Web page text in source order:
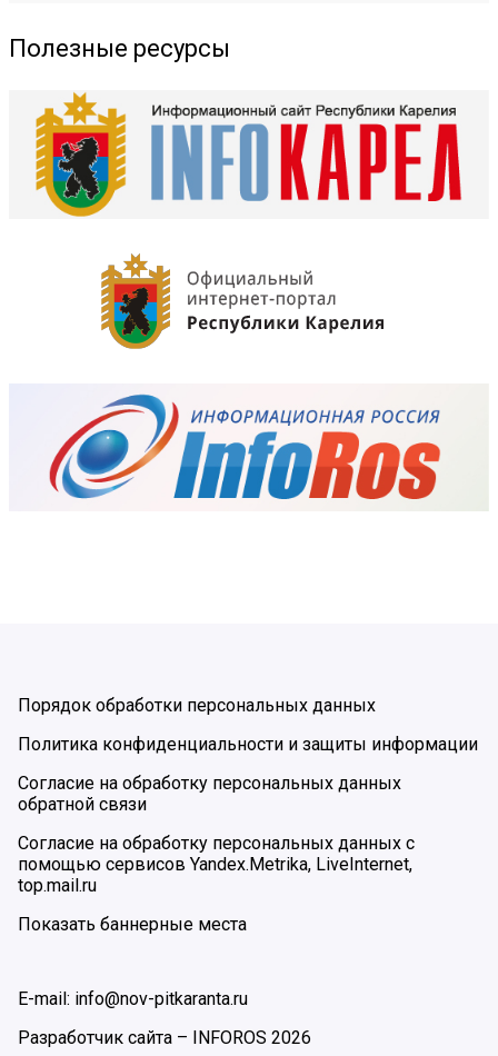
Полезные ресурсы
Порядок обработки персональных данных
Политика конфиденциальности и защиты информации
Согласие на обработку персональных данных
обратной связи
Согласие на обработку персональных данных с
помощью сервисов Yandex.Metrika, LiveInternet,
top.mail.ru
Показать баннерные места
E-mail: info@nov-pitkaranta.ru
Разработчик сайта –
INFOROS 2026